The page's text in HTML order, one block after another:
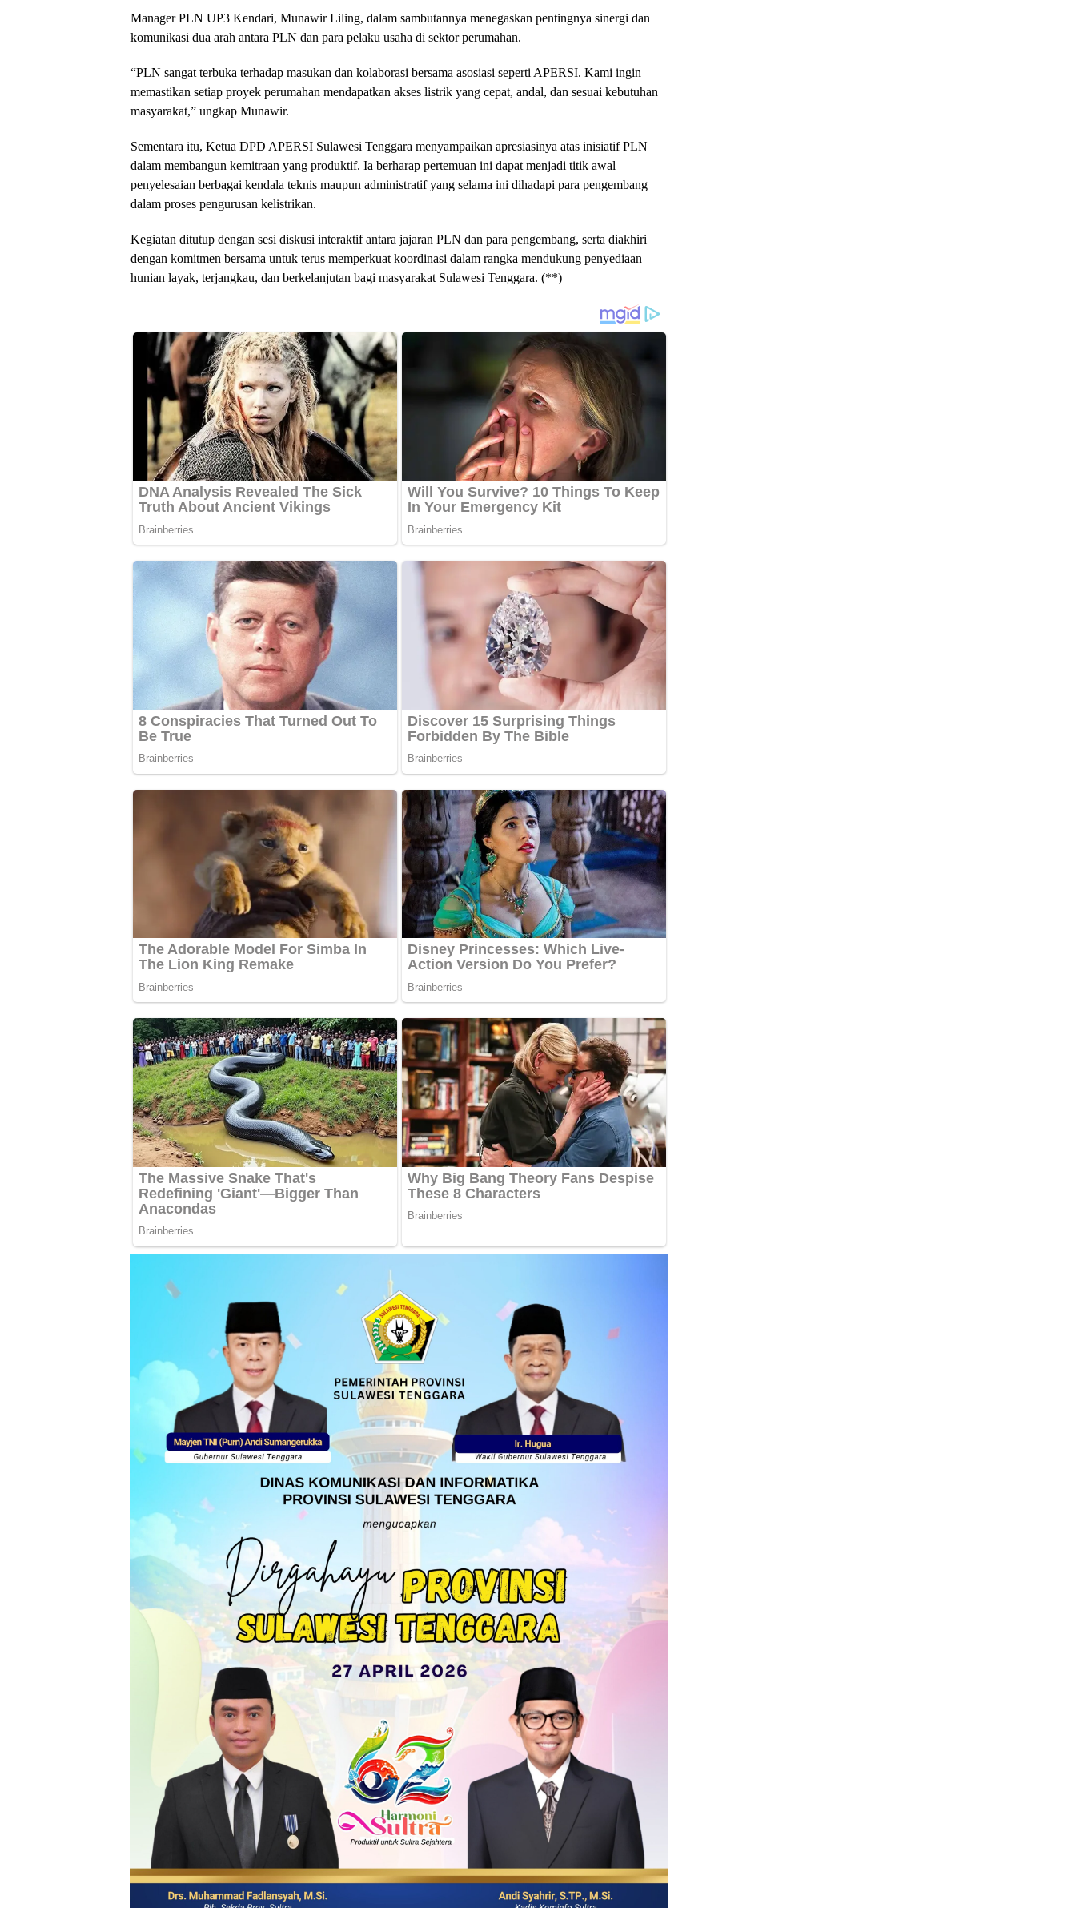
Manager PLN UP3 Kendari, Munawir Liling, dalam sambutannya menegaskan pentingnya sinergi dan
komunikasi dua arah antara PLN dan para pelaku usaha di sektor perumahan.
“PLN sangat terbuka terhadap masukan dan kolaborasi bersama asosiasi seperti APERSI. Kami ingin
memastikan setiap proyek perumahan mendapatkan akses listrik yang cepat, andal, dan sesuai kebutuhan
masyarakat,” ungkap Munawir.
Sementara itu, Ketua DPD APERSI Sulawesi Tenggara menyampaikan apresiasinya atas inisiatif PLN
dalam membangun kemitraan yang produktif. Ia berharap pertemuan ini dapat menjadi titik awal
penyelesaian berbagai kendala teknis maupun administratif yang selama ini dihadapi para pengembang
dalam proses pengurusan kelistrikan.
Kegiatan ditutup dengan sesi diskusi interaktif antara jajaran PLN dan para pengembang, serta diakhiri
dengan komitmen bersama untuk terus memperkuat koordinasi dalam rangka mendukung penyediaan
hunian layak, terjangkau, dan berkelanjutan bagi masyarakat Sulawesi Tenggara. (**)